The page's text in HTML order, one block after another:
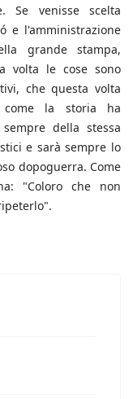
Se venisse scelta
e l'amministrazione
grande stampa,
volta le cose sono
che questa volta
come la storia ha
della stessa
e sarà sempre lo
dopoguerra. Come
"Coloro che non